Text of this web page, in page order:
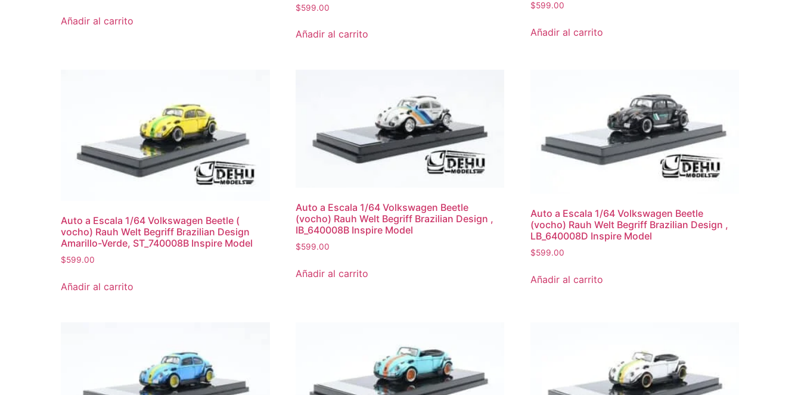
Añadir al carrito
$599.00
Añadir al carrito
$599.00
Añadir al carrito
Auto a Escala 1/64 Volkswagen Beetle (
vocho) Rauh Welt Begriff Brazilian Design
Amarillo-Verde, ST_740008B Inspire Model
$599.00
Añadir al carrito
Auto a Escala 1/64 Volkswagen Beetle
(vocho) Rauh Welt Begriff Brazilian Design ,
IB_640008B Inspire Model
$599.00
Añadir al carrito
Auto a Escala 1/64 Volkswagen Beetle
(vocho) Rauh Welt Begriff Brazilian Design ,
LB_640008D Inspire Model
$599.00
Añadir al carrito